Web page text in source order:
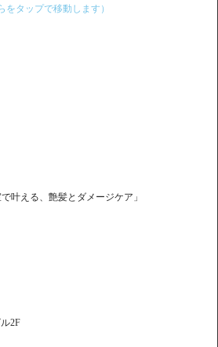
タップで移動します）
叶える、艶髪とダメージケア」
2F